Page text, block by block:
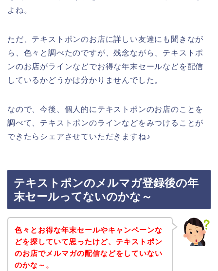
よね。
ただ、テキストポンのお店に詳しい友達にも聞きなが
ら、色々と調べたのですが、残念ながら、テキストポ
ンのお店がラインなどでお得な年末セールなどを配信
しているかどうかは分かりませんでした。
なので、今後、個人的にテキストポンのお店のことを
調べて、テキストポンのラインなどをみつけることが
できたらシェアさせていただきますね♪
テキストポンのメルマガ登録後の年
末セールってないのかな～
色々とお得な年末セールやキャンペーンな
どを探していて思ったけど、テキストポン
のお店でメルマガの配信などをしていない
のかな～。